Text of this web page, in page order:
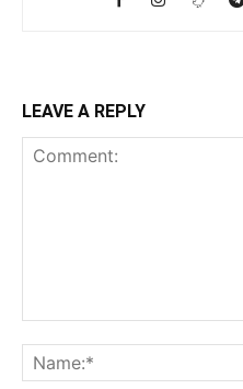
LEAVE A REPLY